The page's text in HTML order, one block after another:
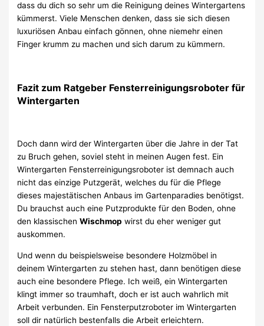
dass du dich so sehr um die Reinigung deines Wintergartens
kümmerst. Viele Menschen denken, dass sie sich diesen
luxuriösen Anbau einfach gönnen, ohne niemehr einen
Finger krumm zu machen und sich darum zu kümmern.
Fazit zum Ratgeber Fensterreinigungsroboter für
Wintergarten
Doch dann wird der Wintergarten über die Jahre in der Tat
zu Bruch gehen, soviel steht in meinen Augen fest. Ein
Wintergarten Fensterreinigungsroboter ist demnach auch
nicht das einzige Putzgerät, welches du für die Pflege
dieses majestätischen Anbaus im Gartenparadies benötigst.
Du brauchst auch eine Putzprodukte für den Boden, ohne
den klassischenWischmop wirst du eher weniger gut
auskommen.
Und wenn du beispielsweise besondere Holzmöbel in
deinem Wintergarten zu stehen hast, dann benötigen diese
auch eine besondere Pflege. Ich weiß, ein Wintergarten
klingt immer so traumhaft, doch er ist auch wahrlich mit
Arbeit verbunden. Ein Fensterputzroboter im Wintergarten
soll dir natürlich bestenfalls die Arbeit erleichtern.